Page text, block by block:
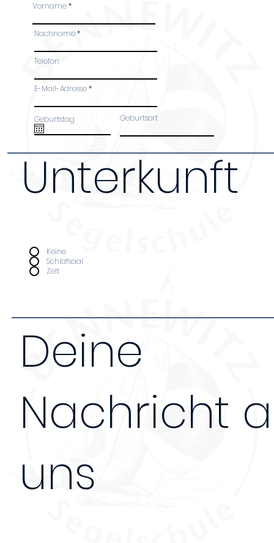
Keine
Schlafsaal
Zelt
Vorname
Nachname
E-Mail-Adresse
Telefon
Geburtsort
Geburtstag
Deine
Nachricht
uns
Da wir nur über begrenzten Platz verfügen
Unterkunft